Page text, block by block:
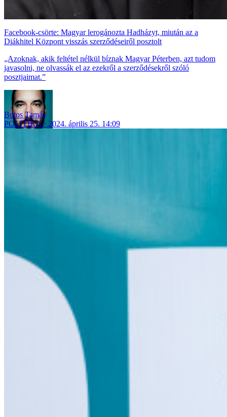
Facebook-csörte: Magyar lerogánozta Hadházyt, miután az a
Diákhitel Központ visszás szerződéseiről posztolt
„Azoknak, akik feltétel nélkül bíznak Magyar Péterben, azt tudom
javasolni, ne olvassák el az ezekről a szerződésekről szóló
posztjaimat.”
Botos Tamás
POLITIKA
2024. április 25. 14:09